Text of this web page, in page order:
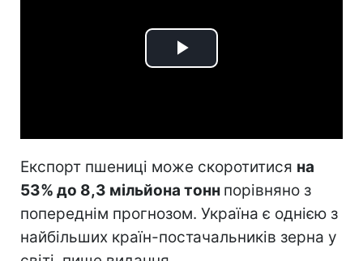
Play
Експорт пшениці може скоротитися на
53% до 8,3 мільйона тонн порівняно з
попереднім прогнозом. Україна є однією з
найбільших країн-постачальників зерна у